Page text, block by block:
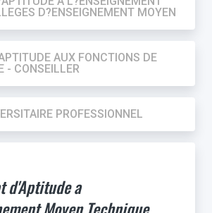
D?ENSEIGNEMENT MOYEN
AUX FONCTIONS DE
- CONSEILLER
PROFESSIONNEL
d'Aptitude a